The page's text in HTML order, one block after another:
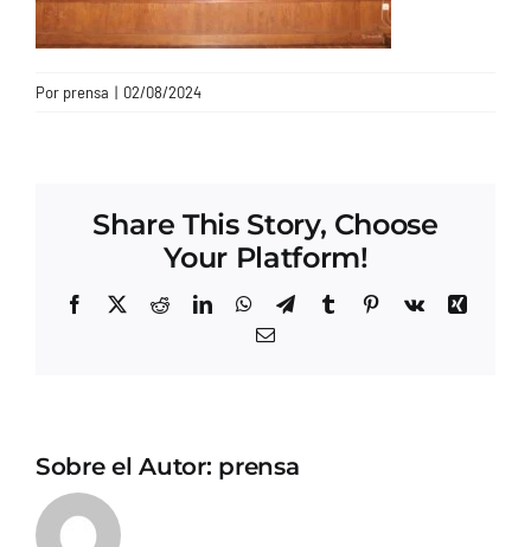
Por prensa | 02/08/2024
Share This Story, Choose
Your Platform!
Facebook
X RedditLinkedInWhatsApp
TelegramTumblrPinterest
Vk
Xing
Correo
Sobre el Autor: prensa